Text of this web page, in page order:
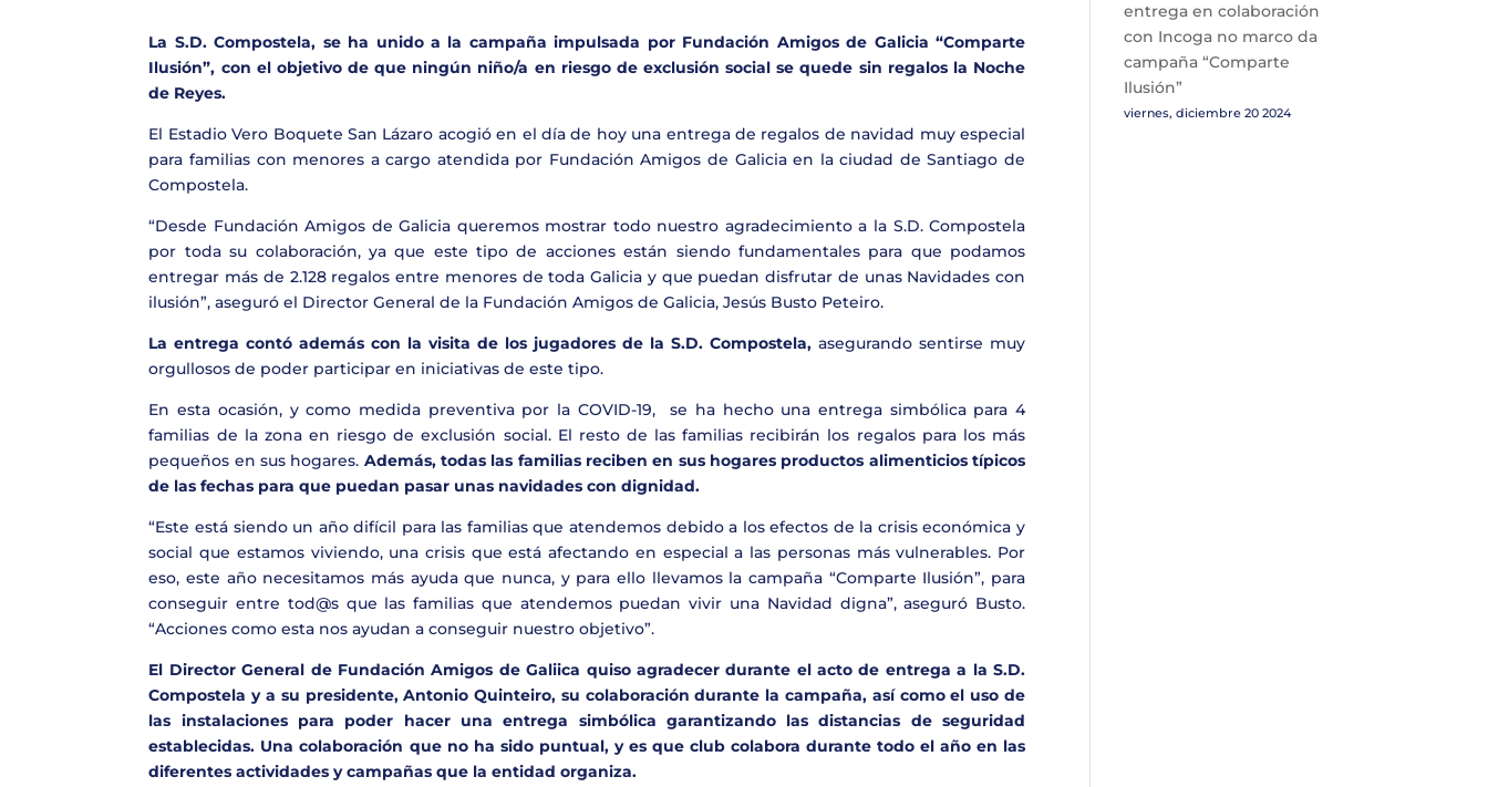
La S.D. Compostela, se ha unido a la campaña impulsada por Fundación Amigos de Galicia “Comparte
Ilusión”, con el objetivo de que ningún niño/a en riesgo de exclusión social se quede sin regalos la Noche
de Reyes.
El Estadio Vero Boquete San Lázaro acogió en el día de hoy una entrega de regalos de navidad muy especial
para familias con menores a cargo atendida por Fundación Amigos de Galicia en la ciudad de Santiago de
Compostela.
“Desde Fundación Amigos de Galicia queremos mostrar todo nuestro agradecimiento a la S.D. Compostela
por toda su colaboración, ya que este tipo de acciones están siendo fundamentales para que podamos
entregar más de 2.128 regalos entre menores de toda Galicia y que puedan disfrutar de unas Navidades con
ilusión”, aseguró el Director General de la Fundación Amigos de Galicia, Jesús Busto Peteiro.
La entrega contó además con la visita de los jugadores de la S.D. Compostela,asegurando sentirse muy
orgullosos de poder participar en iniciativas de este tipo.
En esta ocasión, y como medida preventiva por la COVID-19, se ha hecho una entrega simbólica para 4
familias de la zona en riesgo de exclusión social. El resto de las familias recibirán los regalos para los más
pequeños en sus hogares. Además, todas las familias reciben en sus hogares productos alimenticios típicos
de las fechas para que puedan pasar unas navidades con dignidad.
“Este está siendo un año difícil para las familias que atendemos debido a los efectos de la crisis económica y
social que estamos viviendo, una crisis que está afectando en especial a las personas más vulnerables. Por
eso, este año necesitamos más ayuda que nunca, y para ello llevamos la campaña “Comparte Ilusión”, para
conseguir entre tod@s que las familias que atendemos puedan vivir una Navidad digna”, aseguró Busto.
“Acciones como esta nos ayudan a conseguir nuestro objetivo”.
El Director General de Fundación Amigos de Galiica quiso agradecer durante el acto de entrega a la S.D.
Compostela y a su presidente, Antonio Quinteiro, su colaboración durante la campaña, así como el uso de
las instalaciones para poder hacer una entrega simbólica garantizando las distancias de seguridad
establecidas. Una colaboración que no ha sido puntual, y es que club colabora durante todo el año en las
diferentes actividades y campañas que la entidad organiza.
entrega en colaboración
con Incoga no marco da
campaña “Comparte
Ilusión”
viernes, diciembre 20 2024